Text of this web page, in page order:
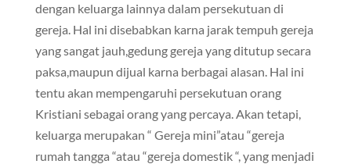
dengan keluarga lainnya dalam persekutuan di
gereja. Hal ini disebabkan karna jarak tempuh gereja
yang sangat jauh,gedung gereja yang ditutup secara
paksa,maupun dijual karna berbagai alasan. Hal ini
tentu akan mempengaruhi persekutuan orang
Kristiani sebagai orang yang percaya. Akan tetapi,
keluarga merupakan “ Gereja mini”atau “gereja
rumah tangga “atau “gereja domestik “, yang menjadi